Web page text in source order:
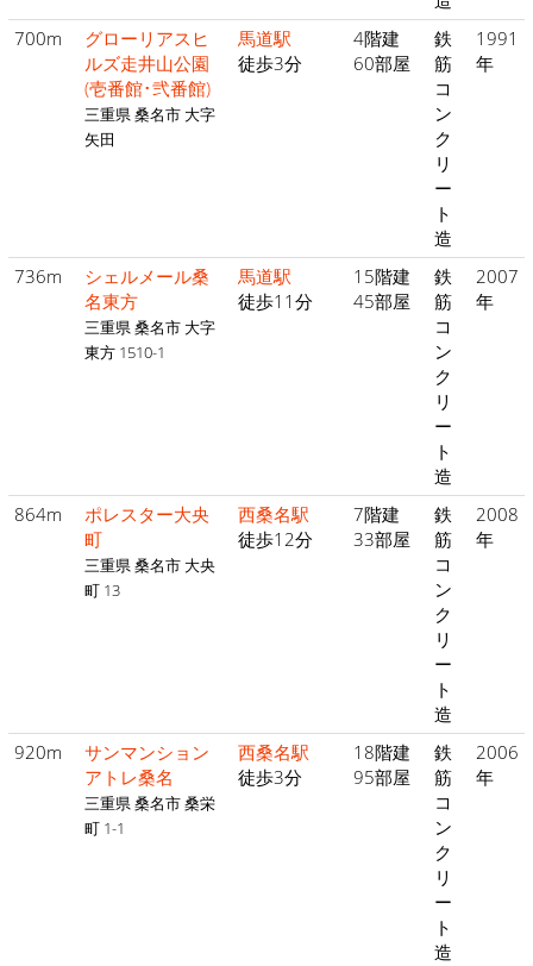
700m
グローリアスヒ
ルズ走井山公園
(壱番館･弐番館)
三重県 桑名市 大字
矢田
馬道駅
徒歩3分
4階建
60部屋
鉄
筋
コ
ン
ク
リ
ー
ト
造
1991
年
736m
シェルメール桑
名東方
三重県 桑名市 大字
東方 1510-1
馬道駅
徒歩11分
15階建
45部屋
鉄
筋
コ
ン
ク
リ
ー
ト
造
2007
年
864m
ポレスター大央
町
三重県 桑名市 大央
町 13
西桑名駅
徒歩12分
7階建
33部屋
鉄
筋
コ
ン
ク
リ
ー
ト
造
2008
年
920m
サンマンション
アトレ桑名
三重県 桑名市 桑栄
町 1-1
西桑名駅
徒歩3分
18階建
95部屋
鉄
筋
コ
ン
ク
リ
ー
ト
造
2006
年